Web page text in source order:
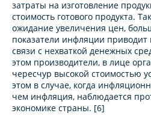
затраты на изготовление
стоимость готового продукта.
ожидание увеличения цен,
показатели инфляции приводит
связи с нехваткой денежных
этом производители, в лице
чересчур высокой стоимостью
этом в случае, когда
чем инфляция, наблюдается
экономике страны. [6]